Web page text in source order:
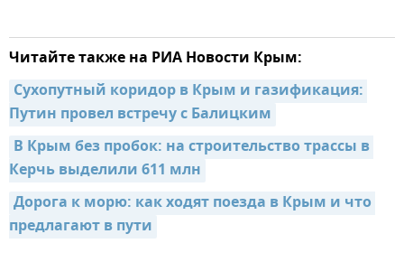
Читайте также на РИА Новости Крым:
Сухопутный коридор в Крым и газификация:
Путин провел встречу с Балицким
В Крым без пробок: на строительство трассы в
Керчь выделили 611 млн
Дорога к морю: как ходят поезда в Крым и что
предлагают в пути